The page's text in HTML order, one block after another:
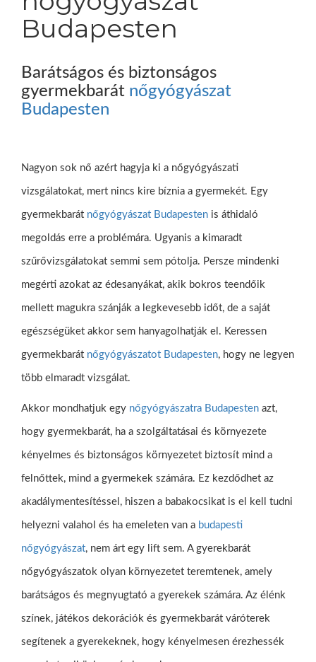
Budapesten
Barátságos és biztonságos
gyermekbarát nőgyógyászat
Budapesten
Nagyon sok nő azért hagyja ki a nőgyógyászati
vizsgálatokat, mert nincs kire bíznia a gyermekét. Egy
gyermekbarát nőgyógyászat Budapesten is áthidaló
megoldás erre a problémára. Ugyanis a kimaradt
szűrővizsgálatokat semmi sem pótolja. Persze mindenki
megérti azokat az édesanyákat, akik bokros teendőik
mellett magukra szánják a legkevesebb időt, de a saját
egészségüket akkor sem hanyagolhatják el. Keressen
gyermekbarát nőgyógyászatot Budapesten, hogy ne legyen
több elmaradt vizsgálat.
Akkor mondhatjuk egy nőgyógyászatra Budapesten azt,
hogy gyermekbarát, ha a szolgáltatásai és környezete
kényelmes és biztonságos környezetet biztosít mind a
felnőttek, mind a gyermekek számára. Ez kezdődhet az
akadálymentesítéssel, hiszen a babakocsikat is el kell tudni
helyezni valahol és ha emeleten van a budapesti
nőgyógyászat, nem árt egy lift sem. A gyerekbarát
nőgyógyászatok olyan környezetet teremtenek, amely
barátságos és megnyugtató a gyerekek számára. Az élénk
színek, játékos dekorációk és gyermekbarát váróterek
segítenek a gyerekeknek, hogy kényelmesen érezhessék